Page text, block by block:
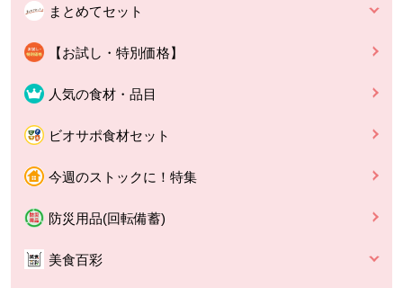
まとめてセット
【お試し・特別価格】
人気の食材・品目
ビオサポ食材セット
今週のストックに！特集
防災用品(回転備蓄)
美食百彩